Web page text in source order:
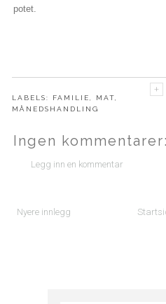
potet.
LABELS: FAMILIE MAT
MÅNEDSHANDLING
Ingen kommentarer:
Legg inn en kommentar
Nyere innlegg